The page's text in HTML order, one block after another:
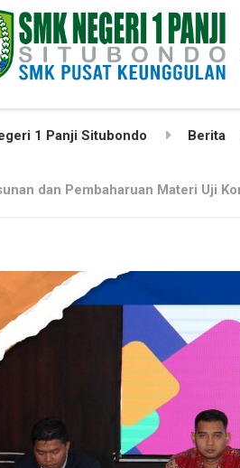
1 Panji Situbondo Berita
dan Pembaharuan Materi Uji